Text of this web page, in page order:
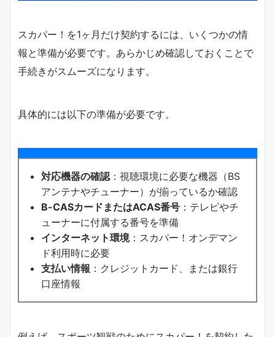
スカパー！を1ヶ月だけ契約するには、いくつかの情
報と準備が必要です。あらかじめ確認しておくことで
手続きがスムーズになります。
具体的には以下の準備が必要です。
対応機器の確認：視聴環境に必要な機器（BS
アンテナやチューナー）が揃っているか確認
B-CASカードまたはACAS番号 ：テレビやチ
ューナーに付属する番号を準備
インターネット環境：スカパー！オンデマン
ド利用時に必要
支払い情報 ：クレジットカード、または銀行
口座情報